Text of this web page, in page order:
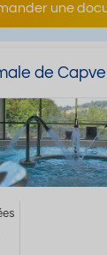
une
de